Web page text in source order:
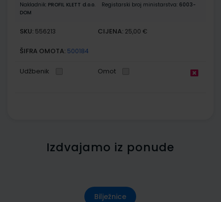
Nakladnik: PROFIL KLETT d.o.o. Registarski broj ministarstva: 6003-
DOM
SKU: 556213 CIJENA: 25,00 €
ŠIFRA OMOTA: 500184
Udžbenik Omot
Izdvajamo iz ponude
Bilježnice